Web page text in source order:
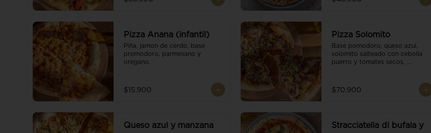
Pizza Anana (infantil)
Piña, jamon de cerdo, base
promodoro, parmesano y
oregano.
$15.900
Pizza Solomito
Base pomodoro, queso azul,
solomito salteado con cebolla
puerro y tomates secos,
$70.900
Queso azul y manzana
Stracciatella di bufala y